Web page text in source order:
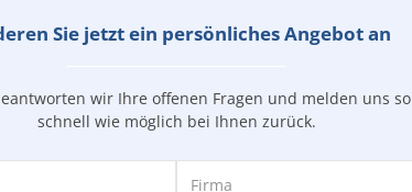
Sie jetzt ein persönliches Angebot an
wir Ihre offenen Fragen und melden uns so
schnell wie möglich bei Ihnen zurück.